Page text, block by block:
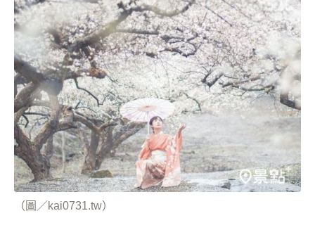
（圖／kai0731.tw）